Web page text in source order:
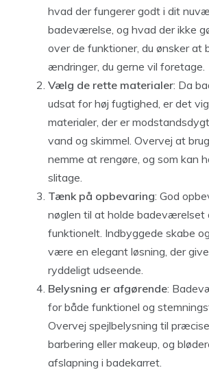
hvad der fungerer godt i dit
badeværelse, og hvad der ikke
over de funktioner, du ønsker at
ændringer, du gerne vil foretage.
Vælg de rette materialer: Da
udsat for høj fugtighed, er det
materialer, der er
vand og skimmel. Overvej at
nemme at rengøre, og som kan
slitage.
Tænk på opbevaring: God
nøglen til at holde badeværelset
funktionelt. Indbyggede skabe
være en elegant løsning, der
ryddeligt udseende.
Belysning er afgørende:
for både funktionel og
Overvej spejlbelysning til
barbering eller makeup, og
afslapning i badekarret.